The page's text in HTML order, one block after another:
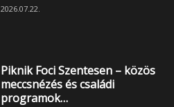
2026.07.22.
Piknik Foci Szentesen – közös
meccsnézés és családi
programok…